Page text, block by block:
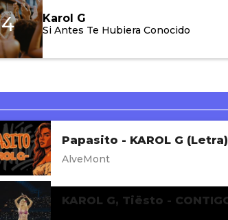
Aldo Ranks
4 Karol G
Si Antes Te Hubiera Conocido
Papasito - KAROL G (Letra)
AlveMont